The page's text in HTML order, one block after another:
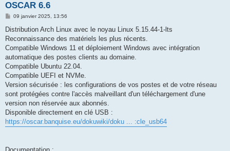
OSCAR 6.6
M
s
a
g
09 janvier 2025, 13:56
Distribution Arch Linux avec le noyau Linux 5.15.44-1-lts
Reconnaissance des matériels les plus récents.
Compatible Windows 11 et déploiement Windows avec intégration
automatique des postes clients au domaine.
Compatible Ubuntu 22.04.
Compatible UEFI et NVMe.
Version sécurisée : les configurations de vos postes et de votre réseau
sont protégées contre l'accès malveillant d'un téléchargement d'une
version non réservée aux abonnés.
Disponible directement en clé USB :
https://oscar.banquise.eu/dokuwiki/doku ... :cle_usb64